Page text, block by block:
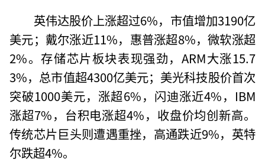
英伟达股价上涨超过6%，市值增加3190亿
美元；戴尔涨近11%，惠普涨超8%，微软涨超
2%。存储芯片板块表现强劲，ARM大涨15.7
3%，总市值超4300亿美元；美光科技股价首次
突破1000美元，涨超6%，闪迪涨近4%，IBM
涨超7%，台积电涨超4%，收盘价均创新高。
传统芯片巨头则遭遇重挫，高通跌近9%，英特
尔跌超4%。